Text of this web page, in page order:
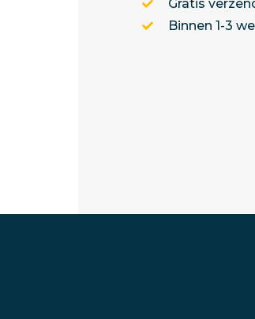
Gratis
Binnen 1-3